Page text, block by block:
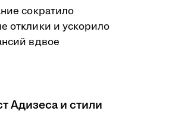
сократило
отклики и ускорило
вдвое
Адизеса и стили